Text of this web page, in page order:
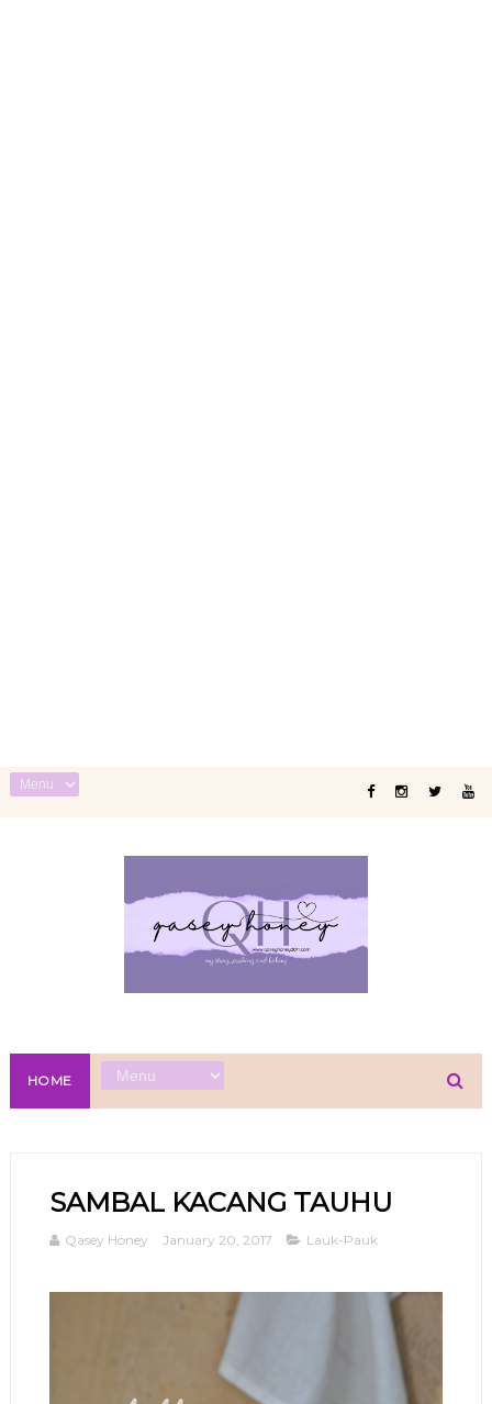
HOME
SAMBAL KACANG TAUHU
Qasey Honey January 20, 2017 Lauk-Pauk